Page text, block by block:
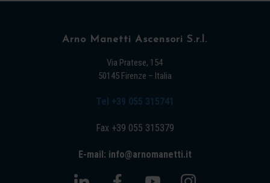
Arno Manetti Ascensori S.r.l.
Via Pratese, 154
50145 Firenze – Italia
Tel +39 055 315741
Fax +39 055 315379
E-mail: info@arnomanetti.it